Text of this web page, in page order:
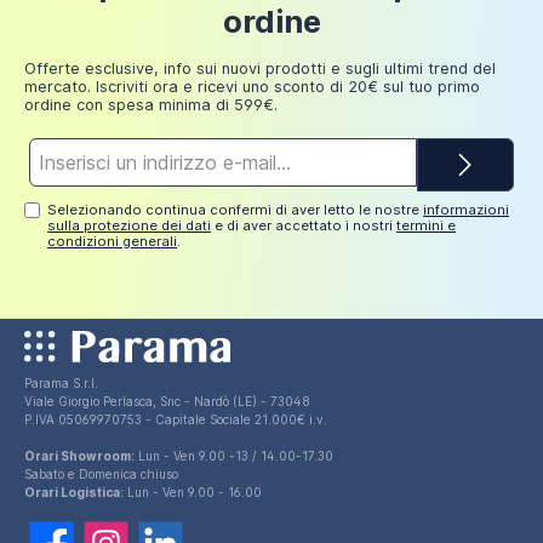
Fino a
euro
ordine
Offerte esclusive, info sui nuovi prodotti e sugli ultimi trend del
mercato. Iscriviti ora e ricevi uno sconto di 20€ sul tuo primo
ordine con spesa minima di 599€.
e-
Selezionando continua confermi di aver letto le nostreinformazioni
sulla protezione dei dati e di aver accettato i nostritermini e
condizioni generali.
Parama S.r.l.
Viale Giorgio Perlasca, Snc - Nardò (LE) - 73048
P.IVA 05069970753 - Capitale Sociale 21.000€ i.v.
Orari Showroom: Lun - Ven 9.00 -13 / 14.00-17.30
Sabato e Domenica chiuso
Orari Logistica: Lun - Ven 9.00 - 16.00